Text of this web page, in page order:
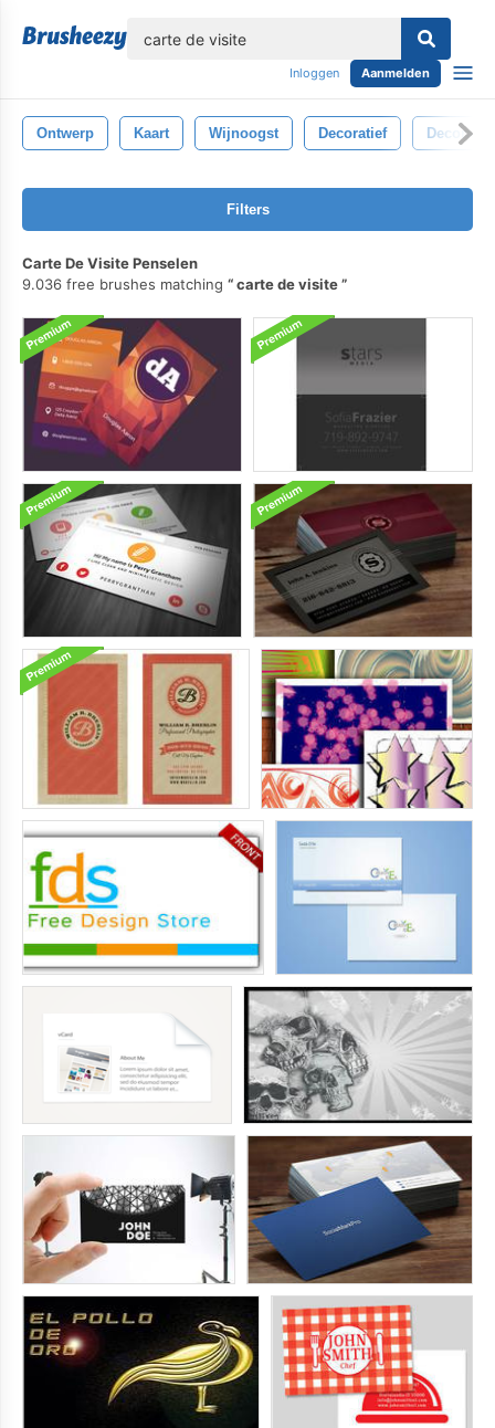
Inloggen Aanmelden
Ontwerp Kaart Wijnoogst Decoratief Decoratie
Filters
Carte De Visite Penselen
9.036 free brushes matching
carte de visite